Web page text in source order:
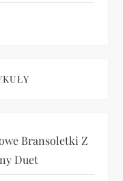
Bransoletki Z
Duet